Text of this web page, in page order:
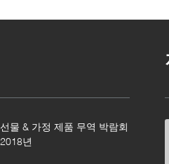
선물 & 가정 제품 무역 박람회
2018년